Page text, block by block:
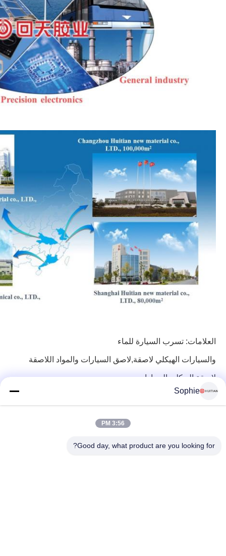
العلامات: تسرب السيارة للماء
والسيارات الهيكلي لاصقة,لاصق السيارات والمواد اللاصقة
لاصقة الهيكلي السيارات
Sophie
3:56 PM
Good day, what product are you looking for?